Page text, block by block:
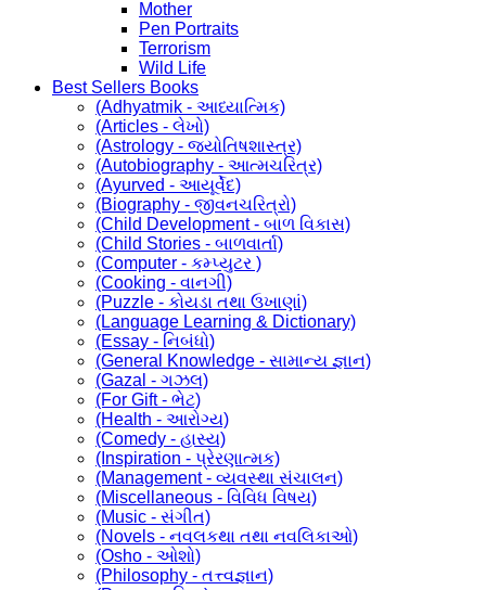
Mother
Pen Portraits
Terrorism
Wild Life
Best Sellers Books
(Adhyatmik - આધ્યાત્મિક)
(Articles - લેખો)
(Astrology - જ્યોતિષશાસ્ત્ર)
(Autobiography - આત્મચરિત્ર)
(Ayurved - આયૂર્વેદ)
(Biography - જીવનચરિત્રો)
(Child Development - બાળ વિકાસ)
(Child Stories - બાળવાર્તા)
(Computer - કમ્પ્યુટર )
(Cooking - વાનગી)
(Puzzle - કોયડા તથા ઉખાણાં)
(Language Learning & Dictionary)
(Essay - નિબંધો)
(General Knowledge - સામાન્ય જ્ઞાન)
(Gazal - ગઝલ)
(For Gift - ભેટ)
(Health - આરોગ્ય)
(Comedy - હાસ્ય)
(Inspiration - પ્રેરણાત્મક)
(Management - વ્યવસ્થા સંચાલન)
(Miscellaneous - વિવિધ વિષય)
(Music - સંગીત)
(Novels - નવલકથા તથા નવલિકાઓ)
(Osho - ઓશો)
(Philosophy - તત્ત્વજ્ઞાન)